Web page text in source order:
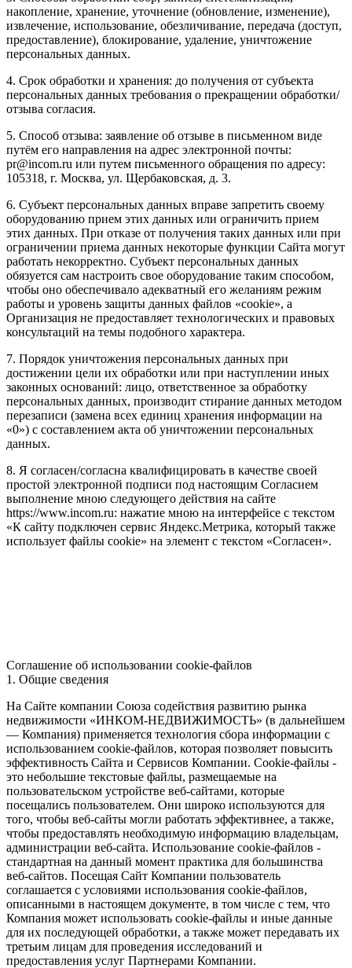
накопление, хранение, уточнение (обновление, изменение),
извлечение, использование, обезличивание, передача (доступ,
предоставление), блокирование, удаление, уничтожение
персональных данных.
4. Срок обработки и хранения: до получения от субъекта
персональных данных требования о прекращении обработки/
отзыва согласия.
5. Способ отзыва: заявление об отзыве в письменном виде
путём его направления на адрес электронной почты:
pr@incom.ru или путем письменного обращения по адресу:
105318, г. Москва, ул. Щербаковская, д. 3.
6. Субъект персональных данных вправе запретить своему
оборудованию прием этих данных или ограничить прием
этих данных. При отказе от получения таких данных или при
ограничении приема данных некоторые функции Сайта могут
работать некорректно. Субъект персональных данных
обязуется сам настроить свое оборудование таким способом,
чтобы оно обеспечивало адекватный его желаниям режим
работы и уровень защиты данных файлов «cookie», а
Организация не предоставляет технологических и правовых
консультаций на темы подобного характера.
7. Порядок уничтожения персональных данных при
достижении цели их обработки или при наступлении иных
законных оснований: лицо, ответственное за обработку
персональных данных, производит стирание данных методом
перезаписи (замена всех единиц хранения информации на
«0») с составлением акта об уничтожении персональных
данных.
8. Я согласен/согласна квалифицировать в качестве своей
простой электронной подписи под настоящим Согласием
выполнение мною следующего действия на сайте
https://www.incom.ru: нажатие мною на интерфейсе с текстом
«К сайту подключен сервис Яндекс.Метрика, который также
использует файлы cookie» на элемент с текстом «Согласен».
Соглашение об использовании cookie-файлов
1. Общие сведения
На Сайте компании Союза содействия развитию рынка
недвижимости «ИНКОМ-НЕДВИЖИМОСТЬ» (в дальнейшем
— Компания) применяется технология сбора информации с
использованием cookie-файлов, которая позволяет повысить
эффективность Сайта и Сервисов Компании. Сookie-файлы -
это небольшие текстовые файлы, размещаемые на
пользовательском устройстве веб-сайтами, которые
посещались пользователем. Они широко используются для
того, чтобы веб-сайты могли работать эффективнее, а также,
чтобы предоставлять необходимую информацию владельцам,
администрации веб-сайта. Использование cookie-файлов -
стандартная на данный момент практика для большинства
веб-сайтов. Посещая Сайт Компании пользователь
соглашается с условиями использования cookie-файлов,
описанными в настоящем документе, в том числе с тем, что
Компания может использовать cookie-файлы и иные данные
для их последующей обработки, а также может передавать их
третьим лицам для проведения исследований и
предоставления услуг Партнерами Компании.